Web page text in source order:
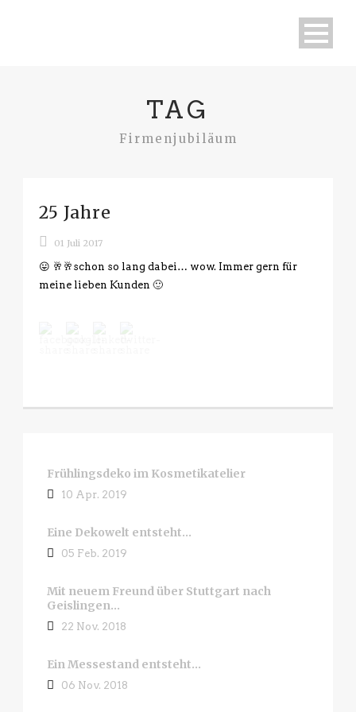
TAG
Firmenjubiläum
25 Jahre
01 Juli 2017
😛 🥂🥂schon so lang dabei… wow. Immer gern für
meine lieben Kunden 🙂
Frühlingsdeko im Kosmetikatelier
10 Apr. 2019
Eine Dekowelt entsteht…
05 Feb. 2019
Mit neuem Freund über Stuttgart nach
Geislingen…
22 Nov. 2018
Ein Messestand entsteht…
06 Nov. 2018